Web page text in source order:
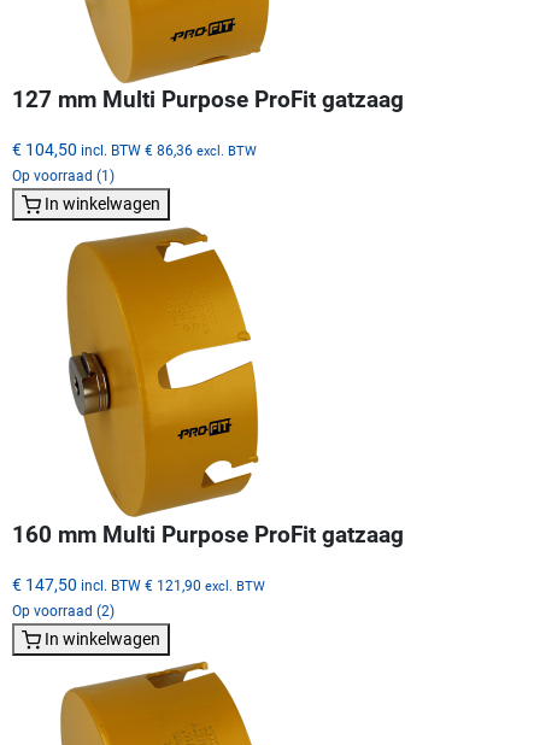
127 mm Multi Purpose ProFit gatzaag
€ 104,50 incl. BTW € 86,36 excl. BTW
Op voorraad (1)
In winkelwagen
160 mm Multi Purpose ProFit gatzaag
€ 147,50 incl. BTW € 121,90 excl. BTW
Op voorraad (2)
In winkelwagen